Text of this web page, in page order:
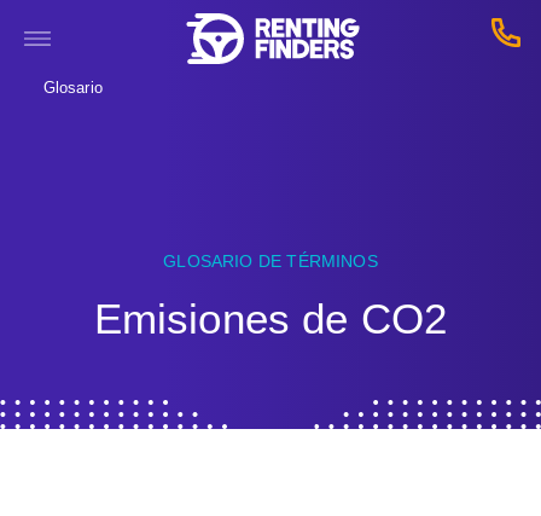
Glosario
GLOSARIO DE TÉRMINOS
Emisiones de CO2